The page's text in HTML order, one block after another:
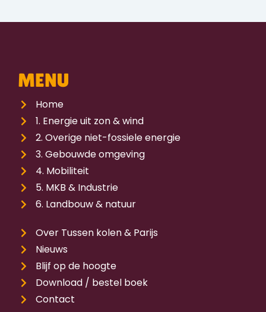
MENU
Home
1. Energie uit zon & wind
2. Overige niet-fossiele energie
3. Gebouwde omgeving
4. Mobiliteit
5. MKB & Industrie
6. Landbouw & natuur
Over Tussen kolen & Parijs
Nieuws
Blijf op de hoogte
Download / bestel boek
Contact